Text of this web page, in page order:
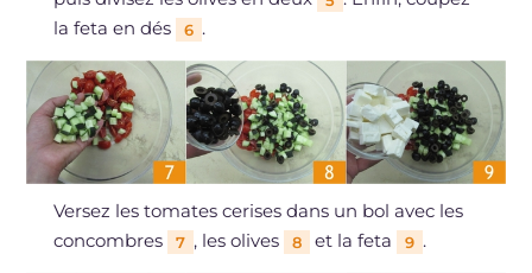
la feta en dés
6 .
Versez les tomates cerises dans un bol avec les
concombres
7 , les olives 8 et la feta 9 .